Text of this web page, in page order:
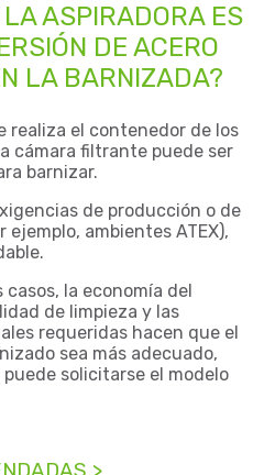
ASPIRADORA ES
DE ACERO
LA BARNIZADA?
realiza el contenedor de los
cámara filtrante puede ser
barnizar.
de producción o de
ejemplo, ambientes ATEX),
la economía del
de limpieza y las
requeridas hacen que el
sea más adecuado,
solicitarse el modelo